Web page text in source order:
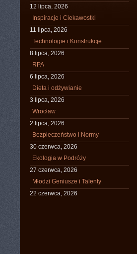
12 lipca, 2026
Inspiracje i Ciekawostki
11 lipca, 2026
Technologie i Konstrukcje
8 lipca, 2026
RPA
6 lipca, 2026
Dieta i odżywianie
3 lipca, 2026
Wrocław
2 lipca, 2026
Bezpieczeństwo i Normy
30 czerwca, 2026
Ekologia w Podróży
27 czerwca, 2026
Młodzi Geniusze i Talenty
22 czerwca, 2026